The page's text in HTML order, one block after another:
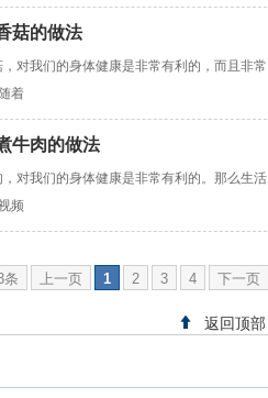
菇的做法
对我们的身体健康是非常有利的，而且非常
着
牛肉的做法
对我们的身体健康是非常有利的。那么生活
频
条 上一页 1 2 3 4 下一页
返回顶部